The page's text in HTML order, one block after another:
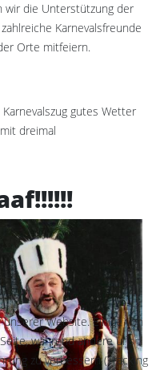
wir die Unterstützung der
Karnevalsfreunde
Orte mitfeiern.
gutes Wetter
dreimal
Website. Einige von
während andere uns
zu verbessern (Tracking